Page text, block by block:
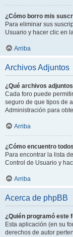
¿Cómo borro mis
Para eliminar sus
Usuario y hacer clic en
Arriba
Archivos Adjuntos
¿Qué archivos
Cada foro puede
seguro de que tipos de
Administración para
Arriba
¿Cómo encuentro
Para encontrar la lista
Control de Usuario y
Arriba
Acerca de phpBB
¿Quién programó este
Esta aplicación (en su
derechos de autor